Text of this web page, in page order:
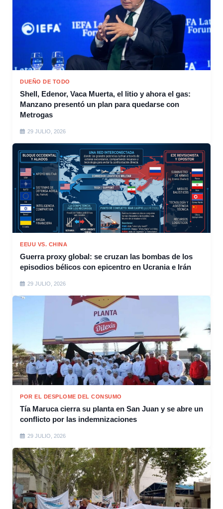
DUEÑO DE TODO
Shell, Edenor, Vaca Muerta, el litio y ahora el gas:
Manzano presentó un plan para quedarse con
Metrogas
29 JULIO, 2026
EEUU VS. CHINA
Guerra proxy global: se cruzan las bombas de los
episodios bélicos con epicentro en Ucrania e Irán
29 JULIO, 2026
POR EL DESPLOME DEL CONSUMO
Tía Maruca cierra su planta en San Juan y se abre un
conflicto por las indemnizaciones
29 JULIO, 2026